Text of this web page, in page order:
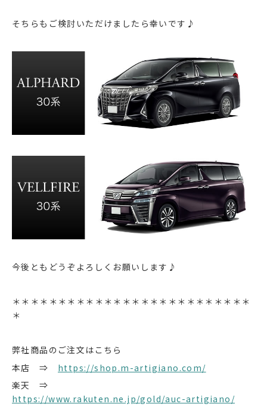
そちらもご検討いただけましたら幸いです♪
今後ともどうぞよろしくお願いします♪
＊＊＊＊＊＊＊＊＊＊＊＊＊＊＊＊＊＊＊＊＊＊＊＊＊＊
＊
弊社商品のご注文はこちら
本店 ⇒ https://shop.m-artigiano.com/
楽天 ⇒
https://www.rakuten.ne.jp/gold/auc-artigiano/